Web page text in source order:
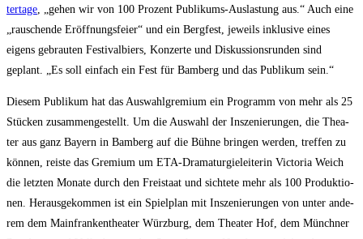
ter­ta­ge, „gehen wir von 100 Pro­zent Publi­kums-Aus­las­tung aus.“ Auch eine
„rau­schen­de Eröff­nungs­fei­er“ und ein Berg­fest, jeweils inklu­si­ve eines
eigens gebrau­ten Fes­ti­val­biers, Kon­zer­te und Dis­kus­si­ons­run­den sind
geplant. „Es soll ein­fach ein Fest für Bam­berg und das Publi­kum sein.“
Die­sem Publi­kum hat das Aus­wahl­gre­mi­um ein Pro­gramm von mehr als 25
Stü­cken zusam­men­ge­stellt. Um die Aus­wahl der Insze­nie­run­gen, die Thea­
ter aus ganz Bay­ern in Bam­berg auf die Büh­ne brin­gen wer­den, tref­fen zu
kön­nen, reis­te das Gre­mi­um um ETA-Dra­ma­tur­gie­lei­te­rin Vic­to­ria Weich
die letz­ten Mona­te durch den Frei­staat und sich­te­te mehr als 100 Pro­duk­tio­
nen. Her­aus­ge­kom­men ist ein Spiel­plan mit Insze­nie­run­gen von unter ande­
rem dem Main­fran­ken­thea­ter Würz­burg, dem Thea­ter Hof, dem Münch­ner